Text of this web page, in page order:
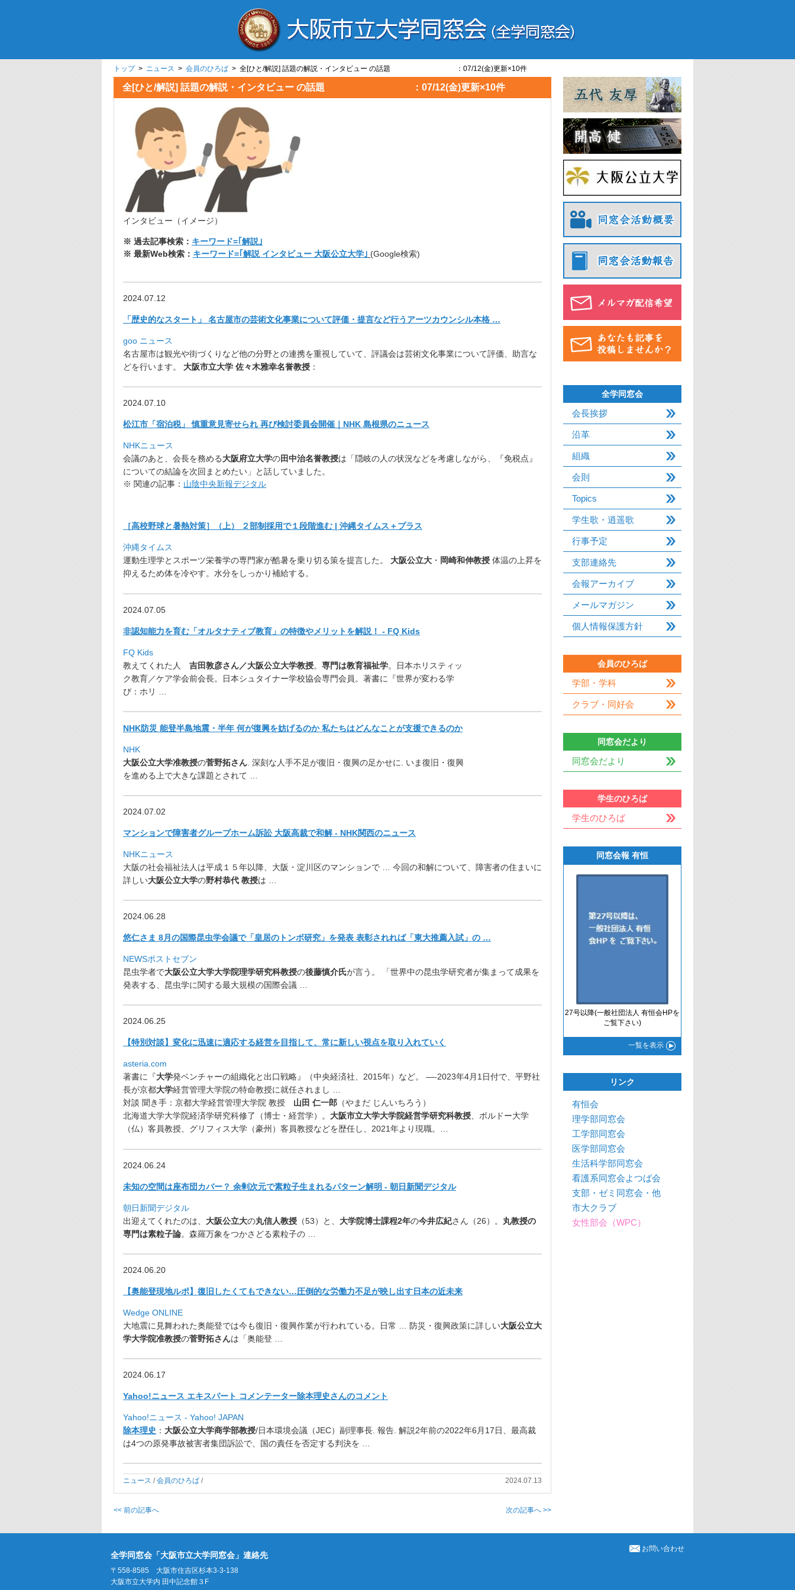
トップ> ニュース > 会員のひろば > 全[ひと/解説] 話題の解説・インタビュー の話題 ：07/12(金)更新×10件
全[ひと/解説] 話題の解説・インタビュー の話題 ：07/12(金)更新×10件
インタビュー（イメージ）
※ 過去記事検索： キーワード=｢解説｣
※ 最新Web検索： キーワード=｢解説 インタビュー 大阪公立大学｣ (Google検索)
2024.07.12
「歴史的なスタート」 名古屋市の芸術文化事業について評価・ 提言など行うアーツカウンシル本格 …
goo ニュース
名古屋市は観光や街づくりなど他の分野との連携を重視していて、 評議会は芸術文化事業について評価、助言な
どを行います。 大阪市立大学 佐々木雅幸名誉教授 ：
2024.07.10
松江市「宿泊税」 慎重意見寄せられ 再び検討委員会開催｜NHK 島根県のニュース
NHKニュース
会議のあと、会長を務める大阪府立大学の田中治名誉教授は「隠岐の人の状況などを考慮しながら、『免税点』
についての結論を次回まとめたい」と話していました。
※ 関連の記事： 山陰中央新報デジタル
［高校野球と暑熱対策］（上） ２部制採用で１段階進む | 沖縄タイムス＋プラス
沖縄タイムス
運動生理学とスポーツ栄養学の専門家が酷暑を乗り切る策を提言した。 大阪公立大 ・ 岡崎和伸教授 体温の上昇を
抑えるため体を冷やす。水分をしっかり補給する。
2024.07.05
非認知能力を育む「オルタナティブ教育」 の特徴やメリットを解説！ - FQ Kids
FQ Kids
教えてくれた人 吉田敦彦さん／大阪公立大学教授。 専門は教育福祉学。日本ホリスティッ
ク教育／ケア学会前会長。日本シュタイナー学校協会専門会員。著書に『世界が変わる学
び：ホリ …
NHK防災 能登半島地震・半年 何が復興を妨げるのか 私たちはどんなことが支援できるのか
NHK
大阪公立大学准教授の菅野拓さん . 深刻な人手不足が復旧・復興の足かせに. いま復旧・復興
を進める上で大きな課題とされて …
2024.07.02
マンションで障害者グループホーム訴訟 大阪高裁で和解 - NHK関西のニュース
NHKニュース
大阪の社会福祉法人は平成１５年以降、大阪・ 淀川区のマンションで … 今回の和解について、障害者の住まいに
詳しい大阪公立大学の野村恭代 教授は …
2024.06.28
悠仁さま 8月の国際昆虫学会議で「皇居のトンボ研究」を発表 表彰されれば「東大推薦入試」の …
NEWSポストセブン
昆虫学者で大阪公立大学大学院理学研究科教授の後藤慎介氏が言う 。 「世界中の昆虫学研究者が集まって成果を
発表する、 昆虫学に関する最大規模の国際会議 …
2024.06.25
【特別対談】変化に迅速に適応する経営を目指して、 常に新しい視点を取り入れていく
asteria.com
著書に『大学発ベンチャーの組織化と出口戦略』（中央経済社、 2015年）など。 —-2023年4月1日付で、平野社
長が京都大学経営管理大学院の特命教授に就任されまし …
対談 聞き手： 京都大学経営管理大学院 教授 山田 仁一郎 （やまだ じんいちろう）
北海道大学大学院経済学研究科修了（博士・経営学）。 大阪市立大学大学院経営学研究科教授、ボルドー大学
（仏）客員教授、グリフィス大学（豪州）客員教授などを歴任し、2021年より現職。…
2024.06.24
未知の空間は座布団カバー？ 余剰次元で素粒子生まれるパターン解明 - 朝日新聞デジタル
朝日新聞デジタル
出迎えてくれたのは、 大阪公立大の丸信人教授 （53）と、 大学院博士課程2年の今井広紀さん（26）。 丸教授の
専門は素粒子論。森羅万象をつかさどる素粒子の …
2024.06.20
【奥能登現地ルポ】復旧したくてもできない…圧倒的な労働力不足が映し出す日本の近未来
Wedge ONLINE
大地震に見舞われた奥能登では今も復旧・ 復興作業が行われている。日常 … 防災・復興政策に詳しい大阪公立大
学大学院准教授の菅野拓さんは 「奥能登 …
2024.06.17
Yahoo!ニュース エキスパート コメンテーター除本理史さんのコメント
Yahoo!ニュース - Yahoo! JAPAN
除本理史 ： 大阪公立大学商学部教授/日本環境会議（JEC）副理事長. 報告. 解説2年前の2022年6月17日、 最高裁
は4つの原発事故被害者集団訴訟で、
国の責任を否定する判決を …
ニュース /会員のひろば / 2024.07.13
<< 前の記事へ 次の記事へ >>
全学同窓会
会長挨拶
沿革
組織
会則
Topics
学生歌・逍遥歌
行事予定
支部連絡先
会報アーカイブ
メールマガジン
個人情報保護方針
会員のひろば
学部・学科
クラブ・同好会
同窓会だより
同窓会だより
学生のひろば
学生のひろば
同窓会報 有恒
27号以降(一般社団法人 有恒会HPを
ご覧下さい)
一覧を表示
リンク
有恒会
理学部同窓会
工学部同窓会
医学部同窓会
生活科学部同窓会
看護系同窓会よつば会
支部・ゼミ同窓会・他
市大クラブ
女性部会（WPC）
全学同窓会「大阪市立大学同窓会」連絡先
〒558-8585 大阪市住吉区杉本3-3-138
大阪市立大学内 田中記念館３F
お問い合わせ